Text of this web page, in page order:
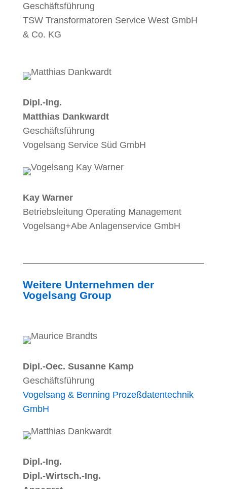
Geschäftsführung
TSW Transformatoren Service West GmbH
& Co. KG
Dipl.-Ing.
Matthias Dankwardt
Geschäftsführung
Vogelsang Service Süd GmbH
Kay Warner
Betriebsleitung Operating Management
Vogelsang+Abe Anlagenservice GmbH
Weitere Unternehmen der
Vogelsang Group
Dipl.-Oec. Susanne Kamp
Geschäftsführung
Vogelsang & Benning Prozeßdatentechnik
GmbH
Dipl.-Ing.
Dipl.-Wirtsch.-Ing.